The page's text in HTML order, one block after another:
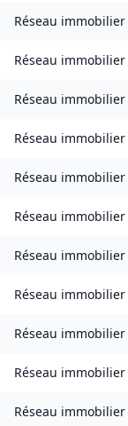
Réseau immobilier
Réseau immobilier
Réseau immobilier
Réseau immobilier
Réseau immobilier
Réseau immobilier
Réseau immobilier
Réseau immobilier
Réseau immobilier
Réseau immobilier
Réseau immobilier